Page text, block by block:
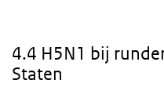
4.4 H5N1 bij
Staten